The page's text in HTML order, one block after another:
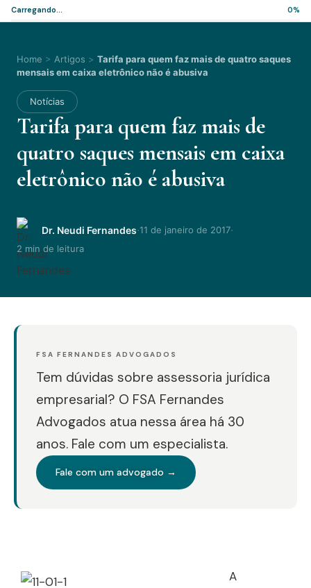
Home > Artigos > Tarifa para quem faz mais de quatro saques
mensais em caixa eletrônico não é abusiva
Notícias
Tarifa para quem faz mais de
quatro saques mensais em caixa
eletrônico não é abusiva
Dr. Neudi Fernandes·11 de janeiro de 2017·
2 min de leitura
Carregando... 0%
FSA FERNANDES ADVOGADOS
Tem dúvidas sobre assessoria jurídica
empresarial? O FSA Fernandes
Advogados atua nessa área há 30
anos. Fale com um especialista.
Fale com um advogado →
A